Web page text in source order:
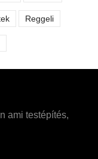
Reggeli
ami testépítés,